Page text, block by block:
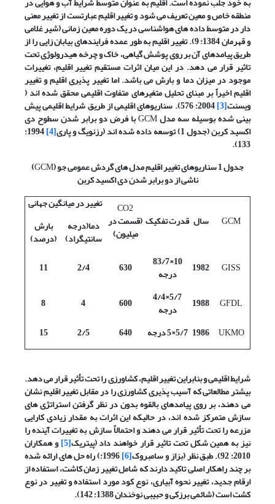
منطقه خاص و معین تعریف می شود و تغییر اقلیم عبارتست از تغییر معنی
دار در متوسط داده های هواشناسی در یک دوره معین زمانی (شیر غلامی
و قهرمان 1384: 9). تغییر اقلیم به طور عمده فرایندهای بیابان زایی را از
طریق پیامدهای آن بر روی پوشش گیاهی، خاک و چرخه هیدرولوژی تحت
تاثیر قرار می دهد. در این میان اثرات مستقیم تغییر اقلیم، تغییرات
موجود در میزان دما و بارش می باشد. اما تغییر پذیری اقلیم و تغییر
اقلیم اخیراً بر مبنای تحلیل متغیرهای متفاوت اقلیمی محقق شده اند (
ویسنت[3] 2004: 576). سناریوهای اقلیمی از طریق شرایط اقلیمی پیش
بینی شده بوسیله سه مدلGCMبا فرض دو برابر شدن سطوح دی
اکسید کربن (جدول 1) توسعه داده شده اند (رزنویگ و پاری [4]
1994:
133).
جدول 1 سناریوهای تغییر اقلیم مدل های گردش عمومی جو (
GCM
)
ناشی از دو برابر شدن دی اکسید کربن
GCM سال قدرت تفکیک
CO2
(قسمت در
میلیون)
تغییر در میانگین جهانی
دما(درجه
سانتیگراد)
بارش
(درصد)
GISS
1982
10×83/7
درجه 630
2/4
11
GFDL
1988
5/7×4/4
درجه 600
4
8
UKMO
1986 5/7×5 درجه 640
2/5
15
شرایط اقلیمی و بنابراین تغییر اقلیم، کشاورزی را تحت تأثیر قرار می دهد.
بیشتر مطالعاتی که آسیب پذیری کشاورزی را در مقابل تغییر اقلیم نشان
می دهند، بر روی پیامدهای بالقوه بدون در نظر گرفتن استراتژی های
سازش متمرکز شده اند، در حالیکه این اثرات به مقدار زیادی کارایی
مزرعه را تحت تأثیر قرار می دهند و احتمالاً سازش به تغییرات آینده را
نیز به همین شکل تحت تاثیر قرار خواهند داد (پیتریک[5] و همکاران
2010: 92). طبق نظر (بزاز و سامبروک [6] 1996:) راه حل های ارائه شده
بر چند راهکار اصلی تاکید دارند که شامل تغییر زمان کاشت، استفاده از
ارقام جدید، تغییر نحوه آبیاری، نوع کود مورد استفاده و تغییر در نوع
کشت است (شائمی برزکی و حبیبی نوخندان 1388: 142).